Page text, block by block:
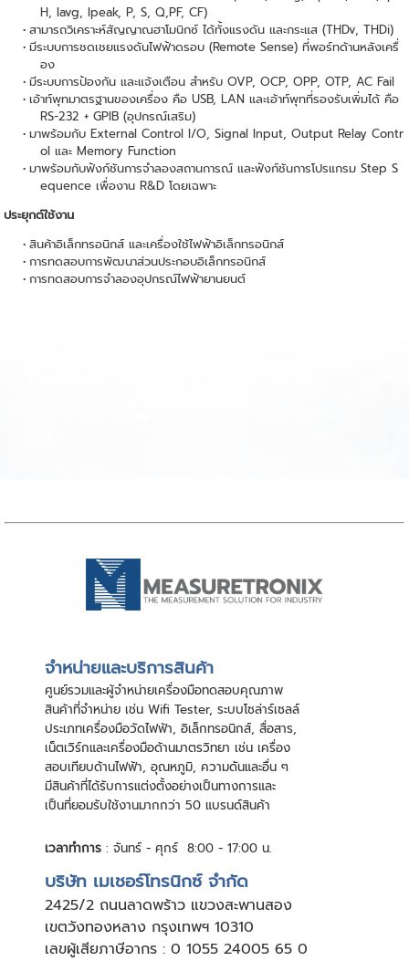
H, Iavg, Ipeak, P, S, Q,PF, CF)
สามารถวิเคราะห์สัญญาณฮาโมนิกซ์ ได้ทั้งแรงดัน และกระแส (THDv, THDi)
มีระบบการชดเชยแรงดันไฟฟ้าดรอบ (Remote Sense) ที่พอร์ทด้านหลังเครื่
อง
มีระบบการป้องกัน และแจ้งเตือน สำหรับ OVP, OCP, OPP, OTP, AC Fail
เอ้าท์พุทมาตรฐานของเครื่อง คือ USB, LAN และเอ้าท์พุทที่รองรับเพิ่มได้ คือ
RS-232 + GPIB (อุปกรณ์เสริม)
มาพร้อมกับ External Control I/O, Signal Input, Output Relay Contr
ol และ Memory Function
มาพร้อมกับฟังก์ชันการจำลองสถานการณ์ และฟังก์ชันการโปรแกรม Step S
equence เพื่องาน R&D โดยเฉพาะ
ประยุกต์ใช้งาน
สินค้าอิเล็กทรอนิกส์ และเครื่องใช้ไฟฟ้าอิเล็กทรอนิกส์
การทดสอบการพัฒนาส่วนประกอบอิเล็กทรอนิกส์
การทดสอบการจำลองอุปกรณ์ไฟฟ้ายานยนต์
จําหน่ายและบริการสินค้า
ศูนย์รวมและผู้จําหน่ายเครื่องมือทดสอบคุณภาพ
สินค้าที่จําหน่าย เช่น Wifi Tester, ระบบโซล่าร์เซลล์
ประเภทเครื่องมือวัดไฟฟ้า, อิเล็กทรอนิกส์, สื่อสาร,
เน็ตเวิร์กและเครื่องมือด้านมาตรวิทยา เช่น เครื่อง
สอบเทียบด้านไฟฟ้า, อุณหภูมิ, ความดันและอื่น ๆ
มีสินค้าที่ได้รับการแต่งตั้งอย่างเป็นทางการและ
เป็นที่ยอมรับใช้งานมากกว่า 50 แบรนด์สินค้า
เวลาทำการ : จันทร์ - ศุกร์ 8:00 - 17:00 น.
บริษัท เมเชอร์โทรนิกซ์ จำกัด
2425/2 ถนนลาดพร้าว แขวงสะพานสอง
เขตวังทองหลาง กรุงเทพฯ 10310
เลขผู้เสียภาษีอากร : 0 1055 24005 65 0